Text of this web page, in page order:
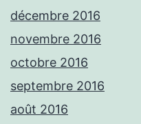
décembre 2016
novembre 2016
octobre 2016
septembre 2016
août 2016